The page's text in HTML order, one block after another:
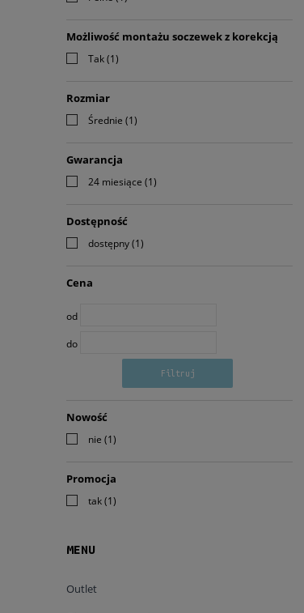
Możliwość montażu soczewek z korekcją
Tak(1)
Rozmiar
Średnie (1)
Gwarancja
24 miesiące (1)
Dostępność
dostępny(1)
Cena
od
do
Filtruj
Nowość
nie (1)
Promocja
tak(1)
MENU
Outlet